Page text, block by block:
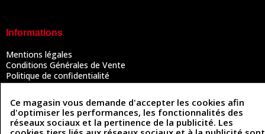
Informations
Mentions légales
Conditions Générales de Vente
Politique de confidentialité
Politique des cookies
Ce magasin vous demande d'accepter les cookies afin
d'optimiser les performances, les fonctionnalités des
réseaux sociaux et la pertinence de la publicité. Les